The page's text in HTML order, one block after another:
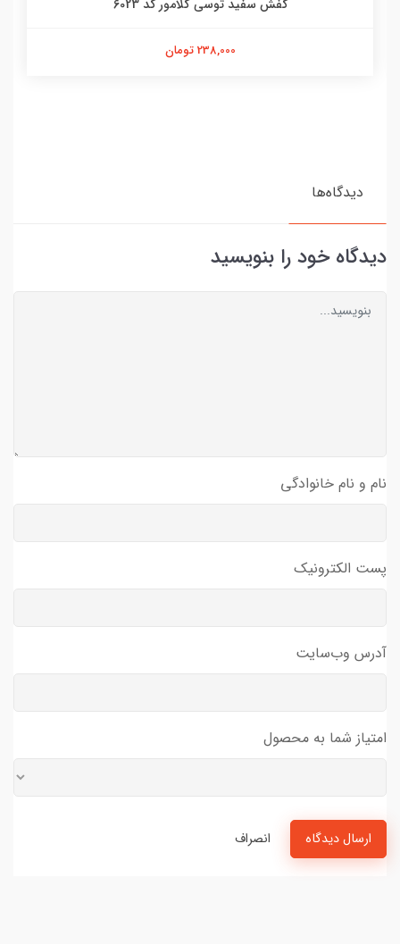
کفش سفید توسی گلامور کد 6023
238,000 تومان
دیدگاه‌ها
دیدگاه خود را بنویسید
نام و نام خانوادگی
پست الکترونیک
آدرس وب‌سایت
امتیاز شما به محصول
ارسال دیدگاه انصراف